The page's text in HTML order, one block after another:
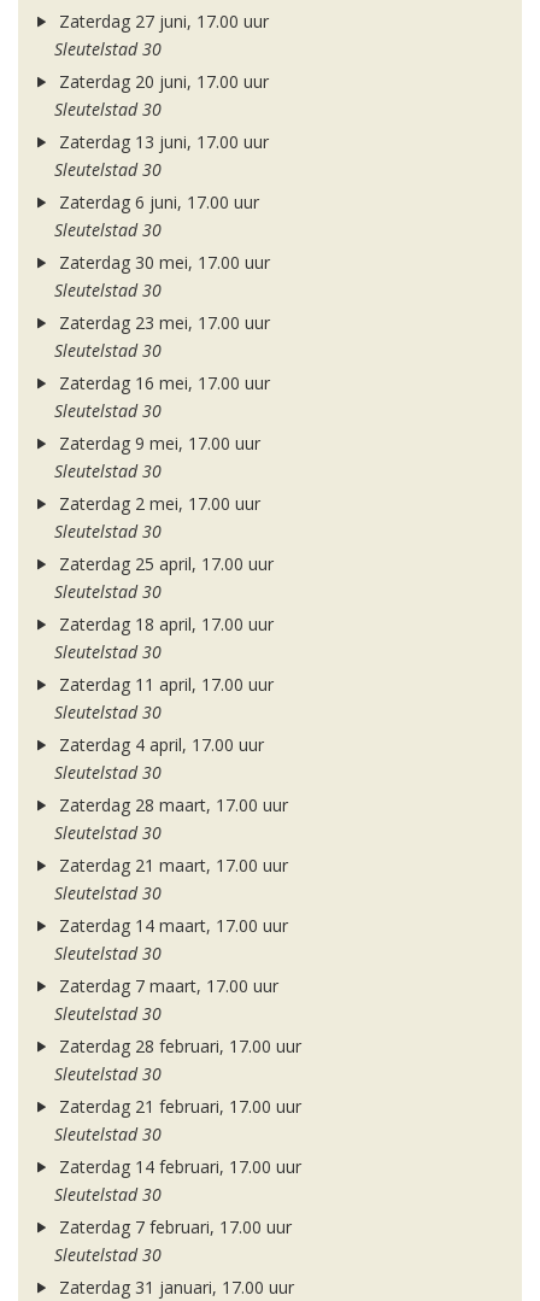
Zaterdag 27 juni, 17.00 uur
Sleutelstad 30
Zaterdag 20 juni, 17.00 uur
Sleutelstad 30
Zaterdag 13 juni, 17.00 uur
Sleutelstad 30
Zaterdag 6 juni, 17.00 uur
Sleutelstad 30
Zaterdag 30 mei, 17.00 uur
Sleutelstad 30
Zaterdag 23 mei, 17.00 uur
Sleutelstad 30
Zaterdag 16 mei, 17.00 uur
Sleutelstad 30
Zaterdag 9 mei, 17.00 uur
Sleutelstad 30
Zaterdag 2 mei, 17.00 uur
Sleutelstad 30
Zaterdag 25 april, 17.00 uur
Sleutelstad 30
Zaterdag 18 april, 17.00 uur
Sleutelstad 30
Zaterdag 11 april, 17.00 uur
Sleutelstad 30
Zaterdag 4 april, 17.00 uur
Sleutelstad 30
Zaterdag 28 maart, 17.00 uur
Sleutelstad 30
Zaterdag 21 maart, 17.00 uur
Sleutelstad 30
Zaterdag 14 maart, 17.00 uur
Sleutelstad 30
Zaterdag 7 maart, 17.00 uur
Sleutelstad 30
Zaterdag 28 februari, 17.00 uur
Sleutelstad 30
Zaterdag 21 februari, 17.00 uur
Sleutelstad 30
Zaterdag 14 februari, 17.00 uur
Sleutelstad 30
Zaterdag 7 februari, 17.00 uur
Sleutelstad 30
Zaterdag 31 januari, 17.00 uur